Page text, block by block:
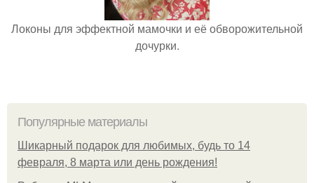
Локоны для эффектной мамочки и её обворожительной
дочурки.
Популярные материалы
Шикарный подарок для любимых, будь то 14
февраля, 8 марта или день рождения!